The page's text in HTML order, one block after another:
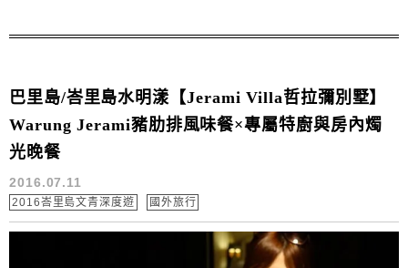
巴里島/峇里島水明漾【Jerami Villa哲拉彌別墅】
Warung Jerami豬肋排風味餐×專屬特廚與房內燭
光晚餐
2016.07.11
2016峇里島文青深度遊 國外旅行